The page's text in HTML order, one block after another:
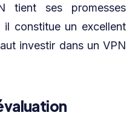
tient ses promesses
constitue un excellent
investir dans un VPN